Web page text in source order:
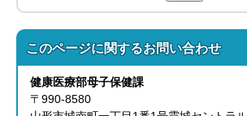
このページに関するお問い合わせ
健康医療部母子保健課
〒990-8580